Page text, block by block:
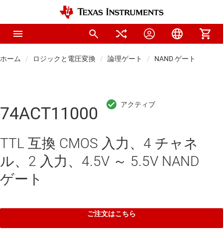
ホーム ロジックと電圧変換 論理ゲート NAND ゲート
74ACT11000
TTL 互換 CMOS 入力、4 チャネ
ル、2 入力、4.5V ～ 5.5V NAND
ゲート
ご注文はこちら